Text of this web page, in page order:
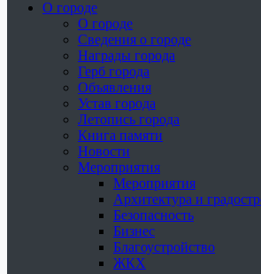
О городе
О городе
Сведения о городе
Награды города
Герб города
Объявления
Устав города
Летопись города
Книга памяти
Новости
Мероприятия
Мероприятия
Архитектура и
Безопасность
Бизнес
Благоустройство
ЖКХ